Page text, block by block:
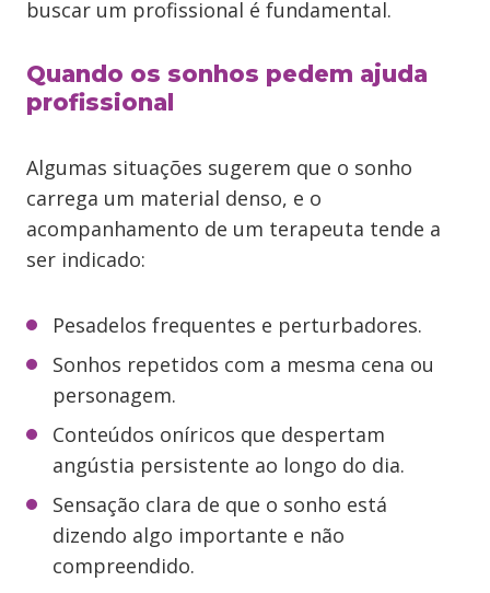
buscar um profissional é fundamental.
Quando os sonhos pedem ajuda
profissional
Algumas situações sugerem que o sonho
carrega um material denso, e o
acompanhamento de um terapeuta tende a
ser indicado:
Pesadelos frequentes e perturbadores.
Sonhos repetidos com a mesma cena ou
personagem.
Conteúdos oníricos que despertam
angústia persistente ao longo do dia.
Sensação clara de que o sonho está
dizendo algo importante e não
compreendido.